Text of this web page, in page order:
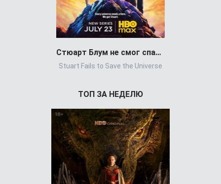
Стюарт Блум не смог спасти вселенную
Stuart Fails to Save the Universe
ТОП ЗА НЕДЕЛЮ